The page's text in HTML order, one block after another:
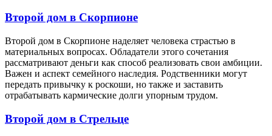
Второй дом в Скорпионе
Второй дом в Скорпионе наделяет человека страстью в
материальных вопросах. Обладатели этого сочетания
рассматривают деньги как способ реализовать свои амбиции.
Важен и аспект семейного наследия. Родственники могут
передать привычку к роскоши, но также и заставить
отрабатывать кармические долги упорным трудом.
Второй дом в Стрельце